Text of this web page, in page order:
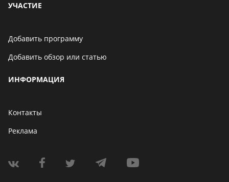
УЧАСТИЕ
Добавить программу
Добавить обзор или статью
ИНФОРМАЦИЯ
Контакты
Реклама